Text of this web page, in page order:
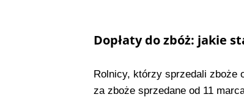
Dopłaty do zbóż: jakie
Rolnicy, którzy sprzedali zboże
za zboże sprzedane od 11